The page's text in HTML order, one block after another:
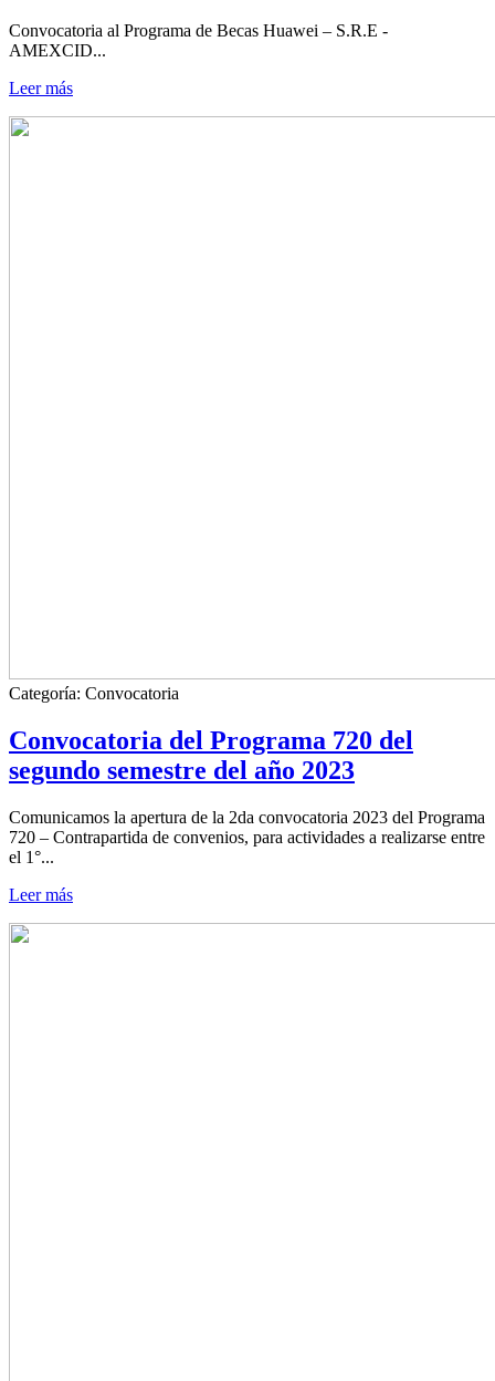
Convocatoria al Programa de Becas Huawei – S.R.E -
AMEXCID...
Leer más
Categoría: Convocatoria
Convocatoria del Programa 720 del
segundo semestre del año 2023
Comunicamos la apertura de la 2da convocatoria 2023 del Programa
720 – Contrapartida de convenios, para actividades a realizarse entre
el 1°...
Leer más